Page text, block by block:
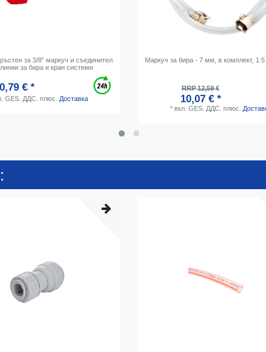
за 3/8" маркуч и съединител
за бира и кран системи
0,79 € *
GES. ДДС. плюс. Доставка
Маркуч за бира - 7 мм, в комплект,
RRP 12,59 €
10,07 € *
* вкл. GES. ДДС. плюс.